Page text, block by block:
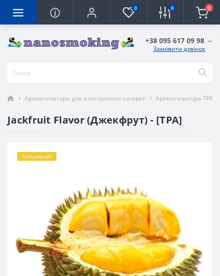
0 0 0
+38 095 617 09 98
Замовити дзвінок
Ароматизатори для електронних сигарет Ароматизатори TPA
Jackfruit Flavor (Джекфрут) - [TPA]
Популярний